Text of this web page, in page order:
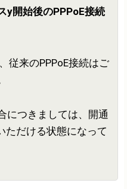
y開始後のPPPoE接続
従来のPPPoE接続はご
につきましては、開通
ただける状態になって